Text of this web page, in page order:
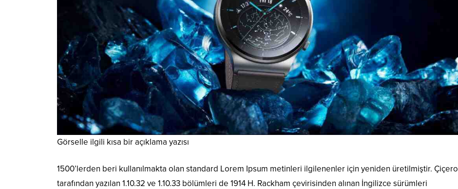
Görselle ilgili kısa bir açıklama yazısı
1500’lerden beri kullanılmakta olan standard Lorem Ipsum metinleri ilgilenenler için yeniden üretilmiştir. Çiçero
tarafından yazılan 1.10.32 ve 1.10.33 bölümleri de 1914 H. Rackham çevirisinden alınan İngilizce sürümleri